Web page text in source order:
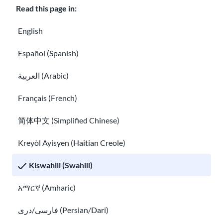
Read this page in:
English
Español (Spanish)
العربية (Arabic)
Français (French)
简体中文 (Simplified Chinese)
Kreyòl Ayisyen (Haitian Creole)
Kiswahili (Swahili)
አማርኛ (Amharic)
فارسی/دری (Persian/Dari)
uongo
Kuna taarifa nyingi za uongo zinazosambazwa, hasa
kuhusu suala la uhamiaji. Jihadharini na taarifa za
Imekusudiwa kushawishi maoni yako. Taarifa isiyo
kamili haikusudii kukupotosha lakini bado inakupa
sauti, kutengeneza video bandia, au kutuma ujumbe
unaoonekana halisi wakijifanya maafisa wa serikali au